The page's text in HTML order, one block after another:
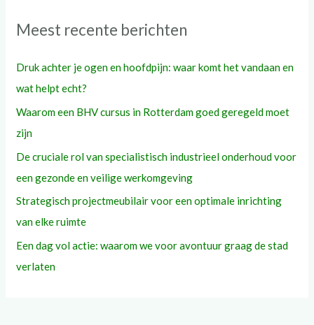
Meest recente berichten
Druk achter je ogen en hoofdpijn: waar komt het vandaan en
wat helpt echt?
Waarom een BHV cursus in Rotterdam goed geregeld moet
zijn
De cruciale rol van specialistisch industrieel onderhoud voor
een gezonde en veilige werkomgeving
Strategisch projectmeubilair voor een optimale inrichting
van elke ruimte
Een dag vol actie: waarom we voor avontuur graag de stad
verlaten